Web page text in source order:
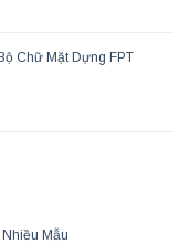
Chữ Mặt Dựng FPT
Mẫu